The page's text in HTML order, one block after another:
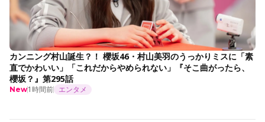
カンニング村山誕生？！ 櫻坂46・村山美羽のうっかりミスに「素
直でかわいい」「これだからやめられない」『そこ曲がったら、
櫻坂？』第295話
New1時間前 エンタメ